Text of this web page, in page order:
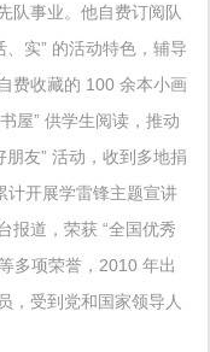
队事业。他自费订阅队
实” 的活动特色，辅导
费收藏的 100 余本小画
屋” 供学生阅读，推动
友” 活动，收到多地捐
计开展学雷锋主题宣讲
报道，荣获 “全国优秀
多项荣誉，2010 年出
，受到党和国家领导人